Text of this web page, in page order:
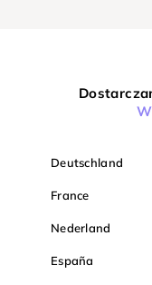
Deutschland
France
Nederland
España